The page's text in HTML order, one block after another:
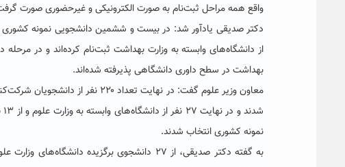
واقع همه مراحل ثبت‌نام به صورت الکترونیکی و غیرحضوری صورت
دکتر صدیقی یادآور شد: در بیست و ششمین دانشجویی نمونه
بهداشت در سطح داوری دانشگاهی پذیرفته شده‌اند.
معاون وزیر علوم گفت: در نهایت
نمونه کشوری انتخاب شدند.